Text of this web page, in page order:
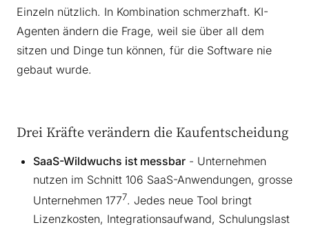
Einzeln nützlich. In Kombination schmerzhaft. KI-
Agenten ändern die Frage, weil sie über all dem
sitzen und Dinge tun können, für die Software nie
gebaut wurde.
Drei Kräfte verändern die Kaufentscheidung
SaaS-Wildwuchs ist messbar - Unternehmen
nutzen im Schnitt 106 SaaS-Anwendungen, grosse
Unternehmen 1777. Jedes neue Tool bringt
Lizenzkosten, Integrationsaufwand, Schulungslast